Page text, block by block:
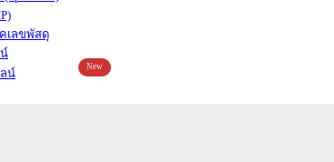
เลขพัสดุ
น์
New